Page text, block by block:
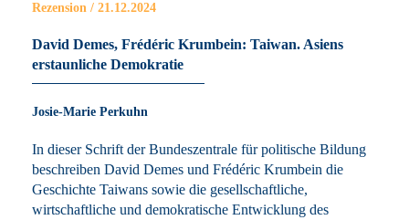
Rezension / 21.12.2024
David Demes, Frédéric Krumbein: Taiwan. Asiens
erstaunliche Demokratie
Josie-Marie Perkuhn
In dieser Schrift der Bundeszentrale für politische Bildung
beschreiben David Demes und Frédéric Krumbein die
Geschichte Taiwans sowie die gesellschaftliche,
wirtschaftliche und demokratische Entwicklung des